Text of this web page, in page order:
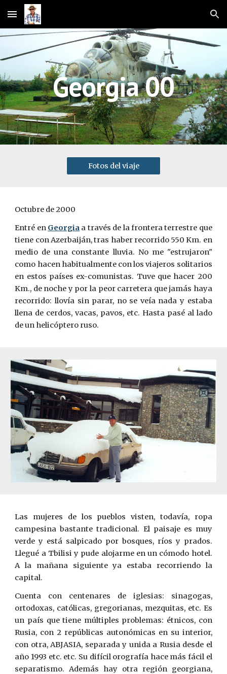
Skip to main content Skip to navigation
Georgia 00
Fotos del viaje
Octubre de 2000
Entré en Georgia a través de la frontera terrestre que
tiene con Azerbaiján, tras haber recorrido 550 Km. en
medio de una constante lluvia. No me "estrujaron"
como hacen habitualmente con los viajeros solitarios
en estos países ex-comunistas. Tuve que hacer 200
Km., de noche y por la peor carretera que jamás haya
recorrido: llovía sin parar, no se veía nada y estaba
llena de cerdos, vacas, pavos, etc. Hasta pasé al lado
de un helicóptero ruso.
Las mujeres de los pueblos visten, todavía, ropa
campesina bastante tradicional. El paisaje es muy
verde y está salpicado por bosques, ríos y prados.
Llegué a Tbilisi y pude alojarme en un cómodo hotel.
A la mañana siguiente ya estaba recorriendo la
capital.
Cuenta con centenares de iglesias: sinagogas,
ortodoxas, católicas, gregorianas, mezquitas, etc. Es
un país que tiene múltiples problemas: étnicos, con
Rusia, con 2 repúblicas autonómicas en su interior,
con otra, ABJASIA, separada y unida a Rusia desde el
año 1993 etc. etc. Su difícil orografía hace más fácil el
separatismo. Además hay otra región georgiana,